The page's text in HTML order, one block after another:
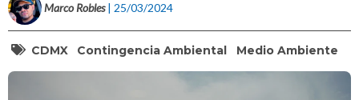
Marco Robles | 25/03/2024
CDMX Contingencia Ambiental Medio Ambiente